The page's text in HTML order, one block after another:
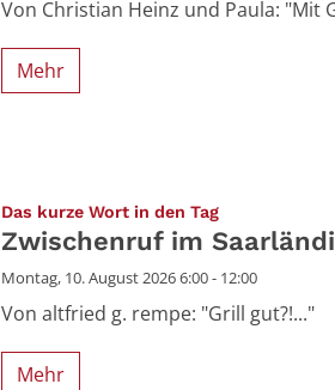
Von Christian Heinz und Paula: "Mit
Mehr
Das kurze Wort in den Tag:
Zwischenruf im
Montag, 10. August 2026 6:00 - 12:00
Von altfried g. rempe: "Grill gut?!..."
Mehr